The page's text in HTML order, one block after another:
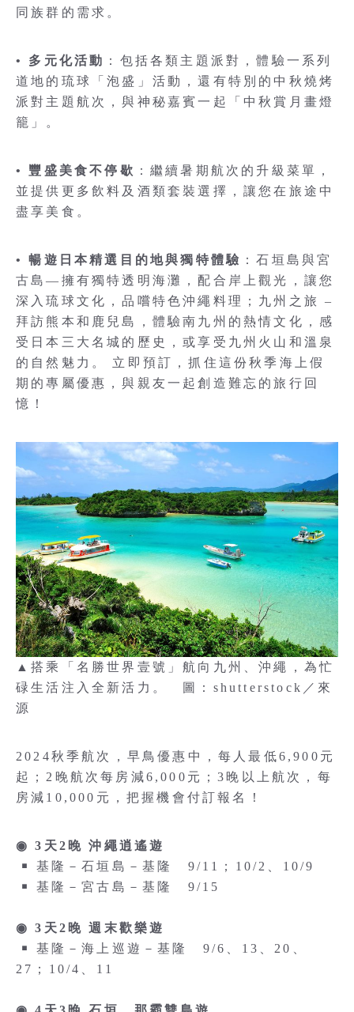
同族群的需求。
• 多元化活動 ：包括各類主題派對，體驗一系列
道地的琉球「泡盛」活動，還有特別的中秋燒烤
派對主題航次，與神秘嘉賓一起「中秋賞月畫燈
籠」。
• 豐盛美食不停歇 ：繼續暑期航次的升級菜單，
並提供更多飲料及酒類套裝選擇，讓您在旅途中
盡享美食。
• 暢遊日本精選目的地與獨特體驗 ：石垣島與宮
古島—擁有獨特透明海灘，配合岸上觀光，讓您
深入琉球文化，品嚐特色沖繩料理；九州之旅 –
拜訪熊本和鹿兒島，體驗南九州的熱情文化，感
受日本三大名城的歷史，或享受九州火山和溫泉
的自然魅力。 立即預訂，抓住這份秋季海上假
期的專屬優惠，與親友一起創造難忘的旅行回
憶！
▲搭乘「名勝世界壹號」航向九州、沖繩，為忙
碌生活注入全新活力。 圖：shutterstock／來
源
2024秋季航次，早鳥優惠中，每人最低6,900元
起；2晚航次每房減6,000元；3晚以上航次，每
房減10,000元，把握機會付訂報名！
◉ 3天2晚 沖繩逍遙遊
￭ 基隆－石垣島－基隆 9/11；10/2、10/9
￭ 基隆－宮古島－基隆 9/15
◉ 3天2晚 週末歡樂遊
￭ 基隆－海上巡遊－基隆 9/6、13、20、
27；10/4、11